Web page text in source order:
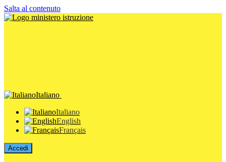
Salta al contenuto
Italiano
Italiano
English
Français
Accedi